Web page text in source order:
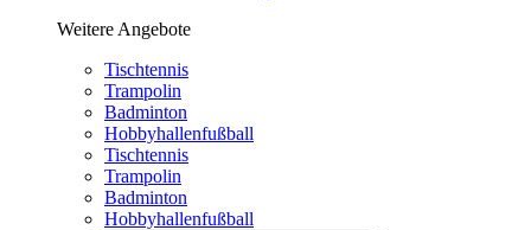
Weitere Angebote
Tischtennis
Trampolin
Badminton
Hobbyhallenfußball
Tischtennis
Trampolin
Badminton
Hobbyhallenfußball